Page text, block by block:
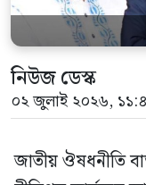
নিউজ ডেস্ক
০২ জুলাই ২০২৬,
জাতীয় ঔষধনীতি